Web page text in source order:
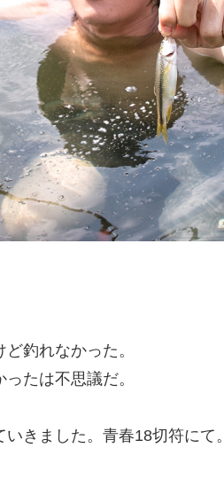
釣れなかった。
たは不思議だ。
きました。青春18切符にて。